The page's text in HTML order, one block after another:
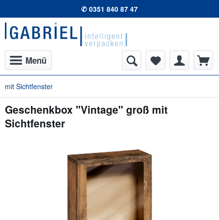
✆ 0351 840 87 47
Menü
mit Sichtfenster
Geschenkbox "Vintage" groß mit
Sichtfenster